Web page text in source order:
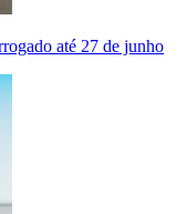
até 27 de junho